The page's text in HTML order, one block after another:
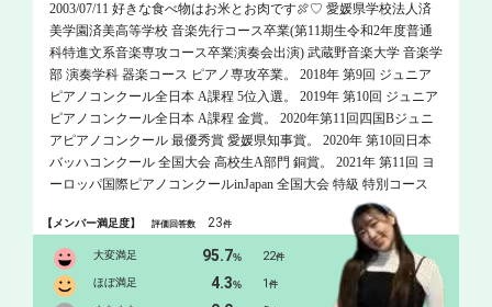
2003/07/11 好きな食べ物はお米とお肉です🍖♡ 愛媛県学校法人済
美学園済美高等学校 音楽先行コース卒業(第11期生令和2年度普通
科特進文系音楽専攻コース卒業演奏会出演) 武蔵野音楽大学 音楽学
部 演奏学科 器楽コース ピアノ専攻卒業。 2018年 第9回 ジュニア
ピアノコンクール全日本 A課程 5位入選。 2019年 第10回 ジュニア
ピアノコンクール全日本 A課程 金賞。 2020年第11回四国Bジュニ
アピアノコンクール 最優秀賞 愛媛県知事賞。 2020年 第10回日本
バッハコンクール 全国大会 高校生A部門 銅賞。 2021年 第11回 ヨ
ーロッパ国際ピアノコンクールinJapan 全国大会 特級 特別コース
高校生の部 銅賞 (金賞該当者なし)。 2023年度 武蔵野音楽大学 器
楽コース ピアノ専攻 選抜学生コンサート 出演。 2024年度 武蔵野
音楽大学 器楽コース ピアノ専攻 選抜学生コンサート 出演。 これ
までにピアノを松前あすか、井上祐子、出角知子、松本和将、服
部 真紀子、ケマル・ゲキチ、ミーシャ・ダチッチ、ヴィレム・ブ
【メンバー満足度】評価回答数 23件
大変満足 95.7% 22件
ほぼ満足 4.3% 1件